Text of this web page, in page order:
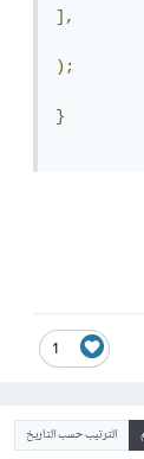
],
);
}
1
الترتيب حسب التاريخ